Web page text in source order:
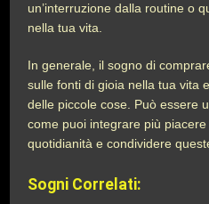
un’interruzione dalla routine o
nella tua vita.
In generale, il sogno di
sulle fonti di gioia nella tua vita
delle piccole cose. Può essere
come puoi integrare più
quotidianità e condividere
Sogni Correlati: